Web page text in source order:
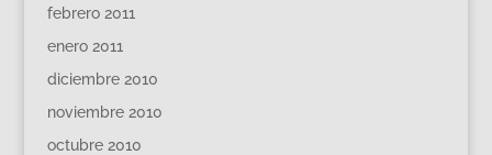
febrero 2011
enero 2011
diciembre 2010
noviembre 2010
octubre 2010